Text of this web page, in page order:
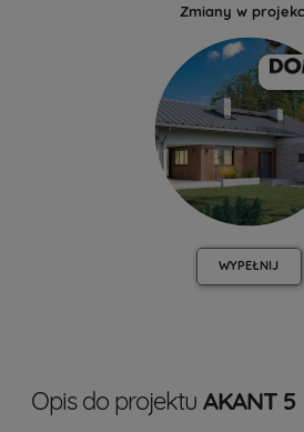
Zmiany w
WYPEŁNIJ
Opis do projektu AKANT 5